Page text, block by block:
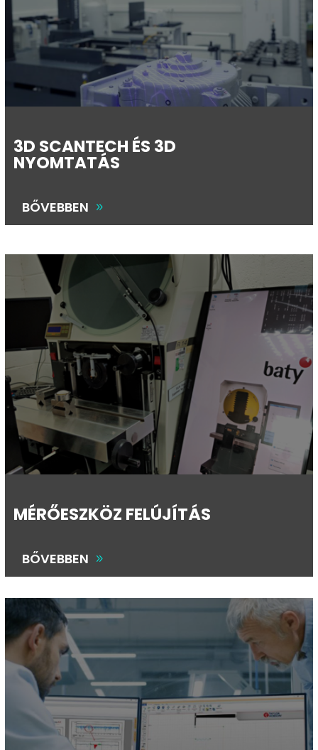
3D SCANTECH ÉS 3D
NYOMTATÁS
BŐVEBBEN
MÉRŐESZKÖZ FELÚJÍTÁS
BŐVEBBEN